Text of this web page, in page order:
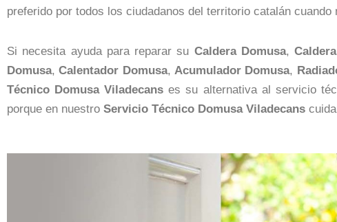
preferido por todos los ciudadanos del territorio catalán
Si necesita ayuda para reparar su Caldera Domusa,
Domusa,Calentador Domusa,Acumulador Domusa,
Técnico Domusa Viladecanses su alternativa al servicio
porque en nuestro Servicio Técnico Domusa Viladecans